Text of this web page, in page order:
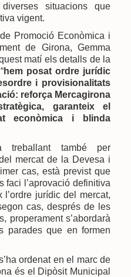
situacions que
vigent.
Promoció Econòmica i
de Girona, Gemma
matí els detalls de la
hem posat ordre jurídic
i provisionalitats
reforça Mercagirona
garanteix el
econòmica i blinda
treballant també per
mercat de la Devesa i
cas, està previst que
faci l’aprovació definitiva
l’ordre jurídic del mercat,
cas, després de les
properament s’abordarà
parades que en formen
ordenat en el marc de
és el Dipòsit Municipal